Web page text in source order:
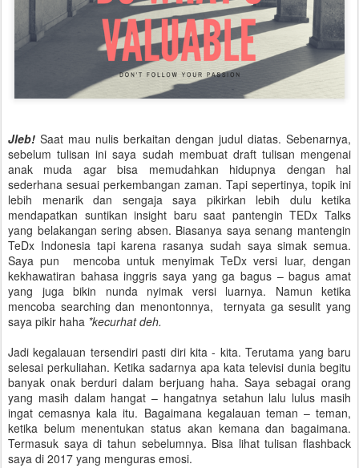
Jleb! Saat mau nulis berkaitan dengan judul diatas. Sebenarnya,
sebelum tulisan ini saya sudah membuat draft tulisan mengenai
anak muda agar bisa memudahkan hidupnya dengan hal
sederhana sesuai perkembangan zaman. Tapi sepertinya, topik ini
lebih menarik dan sengaja saya pikirkan lebih dulu ketika
mendapatkan suntikan insight baru saat pantengin TEDx Talks
yang belakangan sering absen. Biasanya saya senang mantengin
TeDx Indonesia tapi karena rasanya sudah saya simak semua.
Saya pun mencoba untuk menyimak TeDx versi luar, dengan
kekhawatiran bahasa inggris saya yang ga bagus – bagus amat
yang juga bikin nunda nyimak versi luarnya. Namun ketika
mencoba searching dan menontonnya, ternyata ga sesulit yang
saya pikir haha *kecurhat deh.
Jadi kegalauan tersendiri pasti diri kita - kita. Terutama yang baru
selesai perkuliahan. Ketika sadarnya apa kata televisi dunia begitu
banyak onak berduri dalam berjuang haha. Saya sebagai orang
yang masih dalam hangat – hangatnya setahun lalu lulus masih
ingat cemasnya kala itu. Bagaimana kegalauan teman – teman,
ketika belum menentukan status akan kemana dan bagaimana.
Termasuk saya di tahun sebelumnya. Bisa lihat tulisan flashback
saya di 2017 yang menguras emosi.